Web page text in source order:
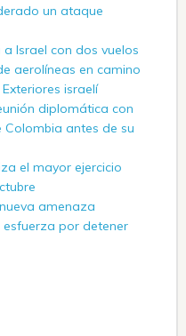
un ataque
Israel con dos vuelos
aerolíneas en camino
israelí
diplomática con
Colombia antes de su
el mayor ejercicio
amenaza
por detener